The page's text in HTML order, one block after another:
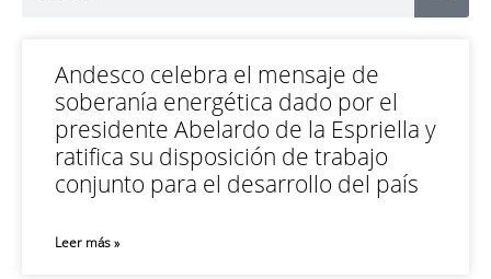
Andesco celebra el mensaje de
soberanía energética dado por el
presidente Abelardo de la Espriella y
ratifica su disposición de trabajo
conjunto para el desarrollo del país
Leer más »